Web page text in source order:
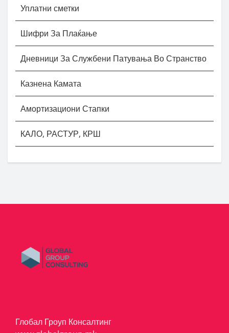
Уплатни сметки
Шифри За Плаќање
Дневници За Службени Патувања Во Странство
Казнена Камата
Амортизациони Стапки
КАЛО, РАСТУР, КРШ
Глобал Гроуп Консалтинг